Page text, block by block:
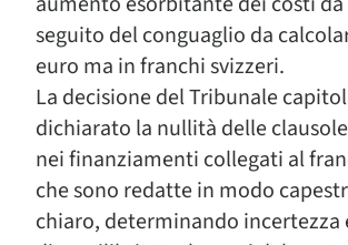
seguito del conguaglio da
euro ma in franchi svizzeri.
La decisione del Tribunale
dichiarato la nullità delle
nei finanziamenti collegati al
che sono redatte in modo
chiaro, determinando incertezza